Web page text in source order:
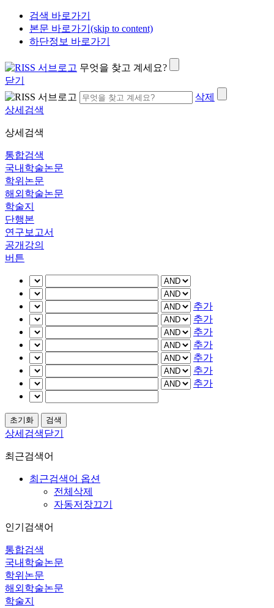
검색 바로가기
본문 바로가기(skip to content)
하단정보 바로가기
무엇을 찾고 계세요?
닫기
삭제
상세검색
상세검색
통합검색
국내학술논문
학위논문
해외학술논문
학술지
단행본
연구보고서
공개강의
버튼
추가
추가
추가
추가
추가
추가
추가
상세검색닫기
최근검색어
최근검색어 옵션
전체삭제
자동저장끄기
인기검색어
통합검색
국내학술논문
학위논문
해외학술논문
학술지